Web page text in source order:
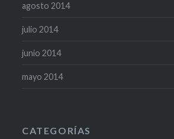
agosto 2014
julio 2014
junio 2014
mayo 2014
CATEGORÍAS